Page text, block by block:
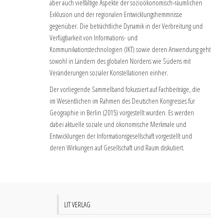
aber auch vielfältige Aspekte der sozioökonomisch-räumlichen
Exklusion und der regionalen Entwicklungshemmnisse
gegenüber. Die beträchtliche Dynamik in der Verbreitung und
Verfügbarkeit von Informations- und
Kommunikationstechnologien (IKT) sowie deren Anwendung geht
sowohl in Ländern des globalen Nordens wie Südens mit
Veränderungen sozialer Konstellationen einher.
Der vorliegende Sammelband fokussiert auf Fachbeiträge, die
im Wesentlichen im Rahmen des Deutschen Kongresses für
Geographie in Berlin (2015) vorgestellt wurden. Es werden
dabei aktuelle soziale und ökonomische Merkmale und
Entwicklungen der Informationsgesellschaft vorgestellt und
deren Wirkungen auf Gesellschaft und Raum diskutiert.
LIT VERLAG